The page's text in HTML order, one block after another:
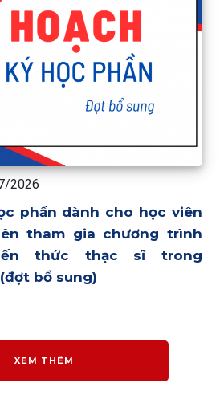
2026
phần dành cho học viên
tham gia chương trình
thức thạc sĩ trong
bổ sung)
XEM THÊM